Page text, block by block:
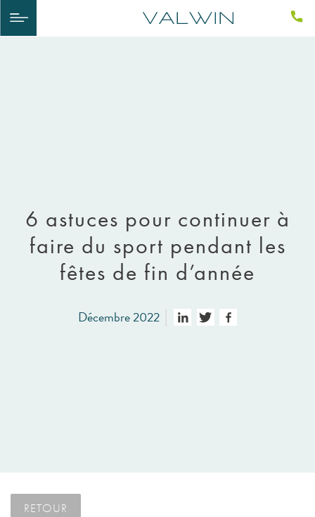
6 astuces pour continuer à
faire du sport pendant les
fêtes de fin d’année
Décembre 2022
RETOUR